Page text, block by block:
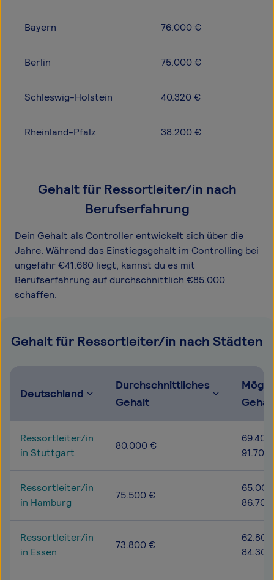
Bayern 76.000 €
Berlin 75.000 €
Schleswig-Holstein 40.320 €
Rheinland-Pfalz 38.200 €
Gehalt für Ressortleiter/in nach
Berufserfahrung
Dein Gehalt als Controller entwickelt sich über die
Jahre. Während das Einstiegsgehalt im Controlling bei
ungefähr €41.660 liegt, kannst du es mit
Berufserfahrung auf durchschnittlich €85.000
schaffen.
Gehalt für Ressortleiter/in nach Städten
Deutschland
Durchschnittliches
Gehalt
Ressortleiter/in
in Stuttgart
80.000 €
91.700
Ressortleiter/in
in Hamburg
75.500 €
Ressortleiter/in
in Essen
73.800 €